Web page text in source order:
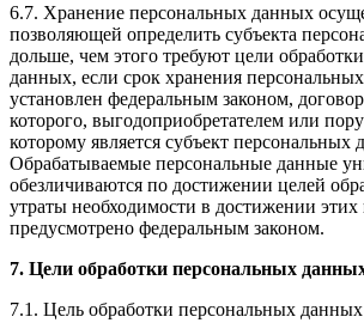
6.7. Хранение персональных данных
позволяющей определить субъекта
дольше, чем этого требуют цели
данных, если срок хранения
установлен федеральным законом,
которого, выгодоприобретателем или
которому является субъект персональных
Обрабатываемые персональные данные
обезличиваются по достижении целей
утраты необходимости в достижении этих
предусмотрено федеральным законом.
7. Цели обработки персональных
7.1. Цель обработки персональных данных